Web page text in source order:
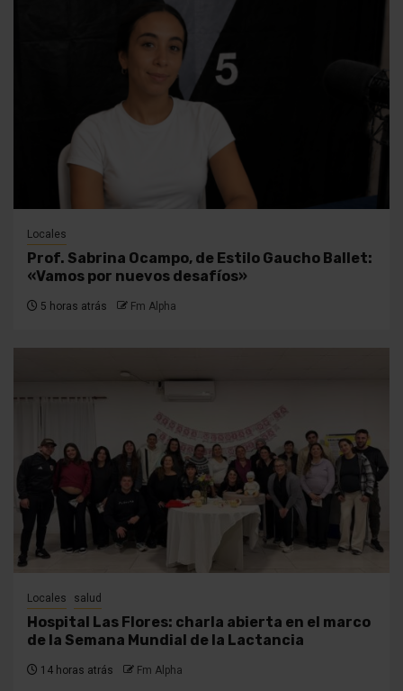
Locales
Prof. Sabrina Ocampo, de Estilo Gaucho Ballet:
«Vamos por nuevos desafíos»
5 horas atrás Fm Alpha
Locales salud
Hospital Las Flores: charla abierta en el marco
de la Semana Mundial de la Lactancia
14 horas atrás Fm Alpha